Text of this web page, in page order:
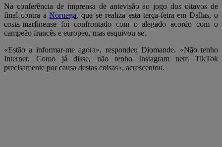
Na conferência de imprensa de antevisão ao jogo dos oitavos de
final contra aNoruega, que se realiza esta terça-feira em Dallas, o
costa-marfinense foi confrontado com o alegado acordo com o
campeão francês e europeu, mas esquivou-se.
«Estão a informar-me agora», respondeu Diomande. «Não tenho
Internet. Como já disse, não tenho Instagram nem TikTok
precisamente por causa destas coisas», acrescentou.